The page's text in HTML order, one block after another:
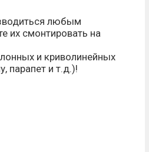
любым
их смонтировать на
и криволинейных
парапет и т.д.)!